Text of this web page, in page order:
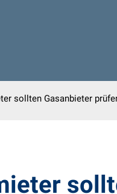
sollten Gasanbieter